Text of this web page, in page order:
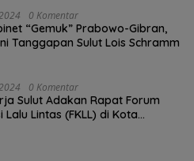
0 Komentar
“Gemuk” Prabowo-Gibran,
Tanggapan Sulut Lois Schramm
0 Komentar
Sulut Adakan Rapat Forum
Lalu Lintas (FKLL) di Kota